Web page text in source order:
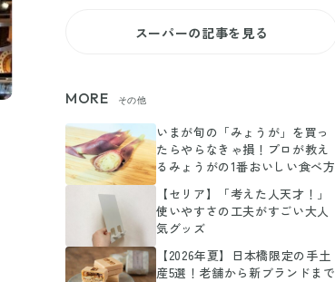
スーパーの記事を見る
MORE その他
いまが旬の「みょうが」を買っ
たらやらなきゃ損！プロが教え
るみょうがの1番おいしい食べ方
【セリア】「考えた人天才！」
使いやすさの工夫がすごい大人
気グッズ
【2026年夏】日本橋限定の手土
産5選！老舗から新ブランドまで